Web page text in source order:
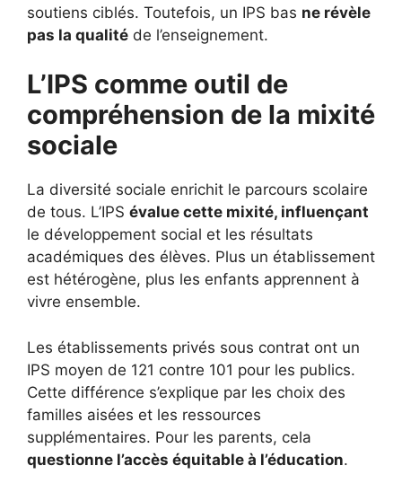
soutiens ciblés. Toutefois, un IPS bas ne révèle
pas la qualité de l’enseignement.
L’IPS comme outil de
compréhension de la mixité
sociale
La diversité sociale enrichit le parcours scolaire
de tous. L’IPS évalue cette mixité, influençant
le développement social et les résultats
académiques des élèves. Plus un établissement
est hétérogène, plus les enfants apprennent à
vivre ensemble.
Les établissements privés sous contrat ont un
IPS moyen de 121 contre 101 pour les publics.
Cette différence s’explique par les choix des
familles aisées et les ressources
supplémentaires. Pour les parents, cela
questionne l’accès équitable à l’éducation.